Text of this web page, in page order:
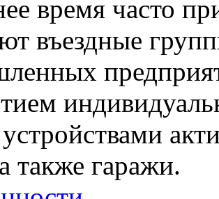
время часто
въездные
также гаражи.